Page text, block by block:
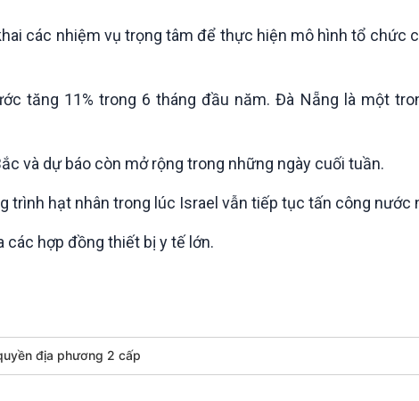
các nhiệm vụ trọng tâm để thực hiện mô hình tổ chức
tăng 11% trong 6 tháng đầu năm. Đà Nẵng là một
và dự báo còn mở rộng trong những ngày cuối tuần.
trình hạt nhân trong lúc Israel vẫn tiếp tục tấn công nước
các hợp đồng thiết bị y tế lớn.
địa phương 2 cấp